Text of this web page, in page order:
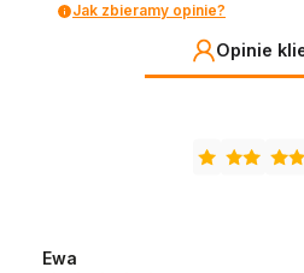
Jak zbieramy opinie?
Opinie
Ewa